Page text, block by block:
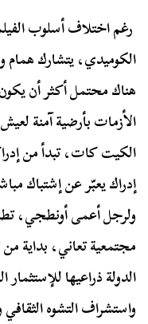
رغم اختلاف أسلوب
الكوميدي، يتشارك
هناك محتمل أكثر أن
الأزمات بأرضية آمنة
الكيت كات، تبدأ من
إدراك يعبّر عن إشتباك
ولرجل أعمى أونطجي،
مجتمعية تعاني، بداية
الدولة ذراعيها
واستشراف التشوه